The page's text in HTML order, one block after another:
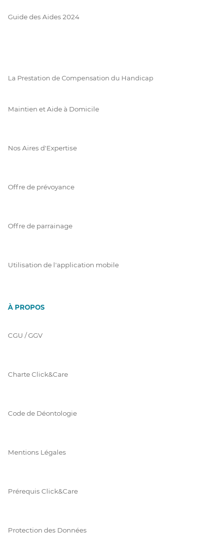
Guide des Aides 2024
La Prestation de Compensation du Handicap
Maintien et Aide à Domicile
Nos Aires d'Expertise
Offre de prévoyance
Offre de parrainage
Utilisation de l'application mobile
À PROPOS
CGU / GGV
Charte Click&Care
Code de Déontologie
Mentions Légales
Prérequis Click&Care
Protection des Données